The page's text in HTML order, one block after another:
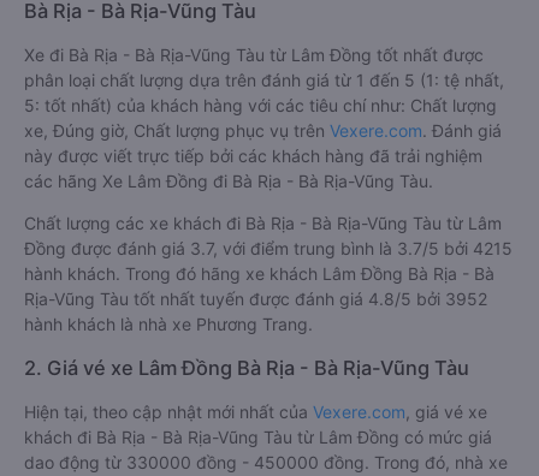
Bà Rịa - Bà Rịa-Vũng Tàu
Xe đi Bà Rịa - Bà Rịa-Vũng Tàu từ Lâm Đồng tốt nhất được
phân loại chất lượng dựa trên đánh giá từ 1 đến 5 (1: tệ nhất,
5: tốt nhất) của khách hàng với các tiêu chí như: Chất lượng
xe, Đúng giờ, Chất lượng phục vụ trên Vexere.com. Đánh giá
này được viết trực tiếp bởi các khách hàng đã trải nghiệm
các hãng Xe Lâm Đồng đi Bà Rịa - Bà Rịa-Vũng Tàu.
Chất lượng các xe khách đi Bà Rịa - Bà Rịa-Vũng Tàu từ Lâm
Đồng được đánh giá 3.7, với điểm trung bình là 3.7/5 bởi 4215
hành khách. Trong đó hãng xe khách Lâm Đồng Bà Rịa - Bà
Rịa-Vũng Tàu tốt nhất tuyến được đánh giá 4.8/5 bởi 3952
hành khách là nhà xe Phương Trang.
2. Giá vé xe Lâm Đồng Bà Rịa - Bà Rịa-Vũng Tàu
Hiện tại, theo cập nhật mới nhất của Vexere.com , giá vé xe
khách đi Bà Rịa - Bà Rịa-Vũng Tàu từ Lâm Đồng có mức giá
dao động từ 330000 đồng - 450000 đồng. Trong đó, nhà xe